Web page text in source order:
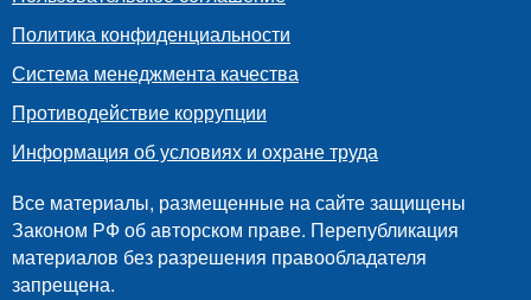
Политика конфиденциальности
Система менеджмента качества
Противодействие коррупции
Информация об условиях и охране труда
Все материалы, размещенные на сайте защищены
Законом РФ об авторском праве. Перепубликация
материалов без разрешения правообладателя
запрещена.